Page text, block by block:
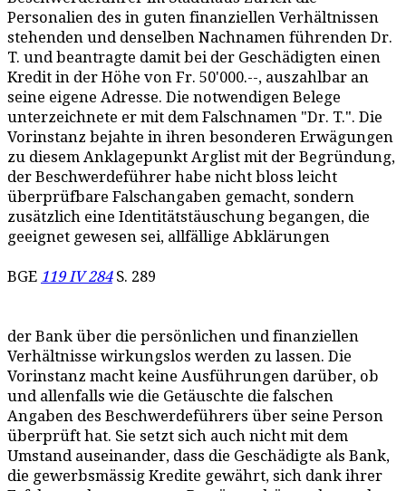
Personalien des in guten finanziellen Verhältnissen
stehenden und denselben Nachnamen führenden Dr.
T. und beantragte damit bei der Geschädigten einen
Kredit in der Höhe von Fr. 50'000.--, auszahlbar an
seine eigene Adresse. Die notwendigen Belege
unterzeichnete er mit dem Falschnamen "Dr. T.". Die
Vorinstanz bejahte in ihren besonderen Erwägungen
zu diesem Anklagepunkt Arglist mit der Begründung,
der Beschwerdeführer habe nicht bloss leicht
überprüfbare Falschangaben gemacht, sondern
zusätzlich eine Identitätstäuschung begangen, die
geeignet gewesen sei, allfällige Abklärungen
BGE 119 IV 284S. 289
der Bank über die persönlichen und finanziellen
Verhältnisse wirkungslos werden zu lassen. Die
Vorinstanz macht keine Ausführungen darüber, ob
und allenfalls wie die Getäuschte die falschen
Angaben des Beschwerdeführers über seine Person
überprüft hat. Sie setzt sich auch nicht mit dem
Umstand auseinander, dass die Geschädigte als Bank,
die gewerbsmässig Kredite gewährt, sich dank ihrer